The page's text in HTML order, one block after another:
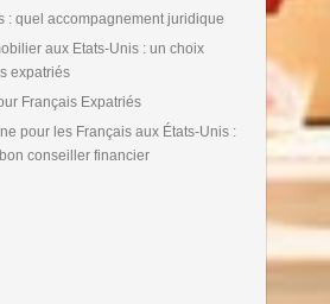
: quel accompagnement juridique
aux Etats-Unis : un choix
expatriés
Français Expatriés
pour les Français aux États-Unis :
conseiller financier